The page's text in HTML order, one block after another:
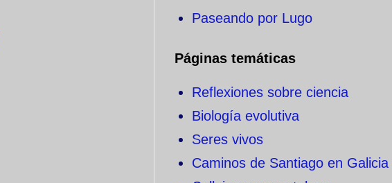
Paseando por Lugo
Páginas temáticas
Reflexiones sobre ciencia
Biología evolutiva
Seres vivos
Caminos de Santiago en Galicia